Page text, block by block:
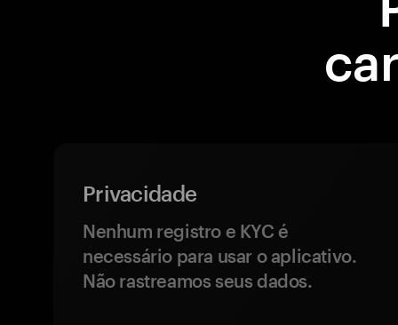
Privacidade
Nenhum registro e KYC é
necessário para usar o aplicativo.
Não rastreamos seus dados.